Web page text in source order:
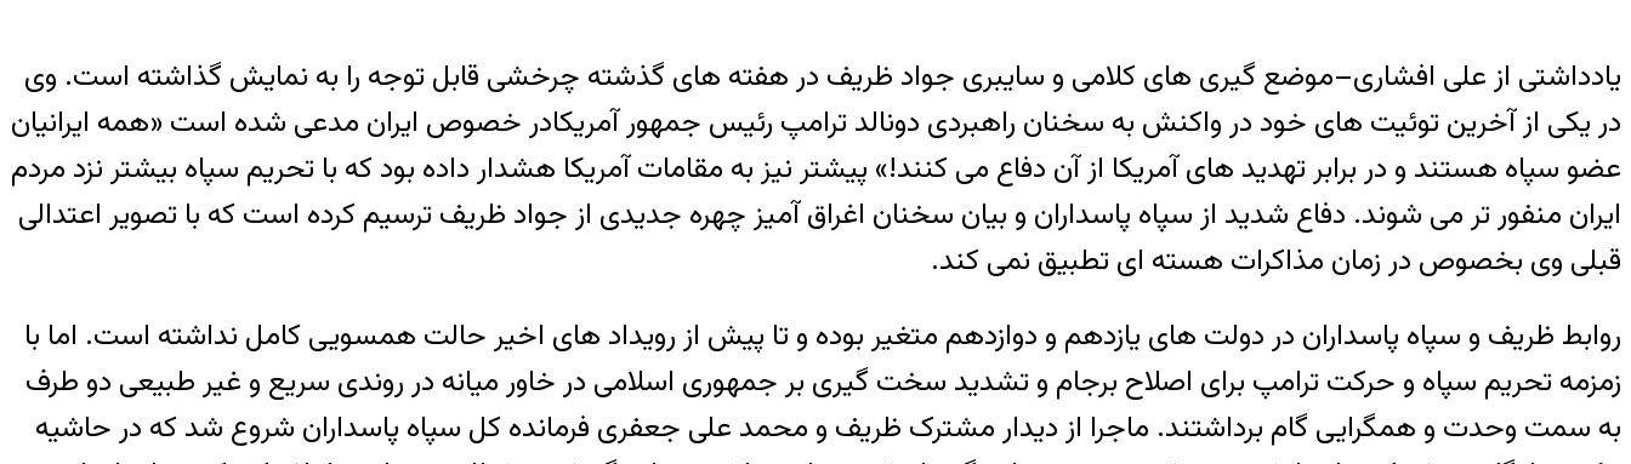
یادداشتی از علی افشاری–موضع گیری های کلامی و سایبری جواد ظریف در هفته های گذشته چرخشی قابل توجه را به نمایش گذاشته است. وی
در یکی از آخرین توئیت های خود در واکنش به سخنان راهبردی دونالد ترامپ رئیس جمهور آمریکادر خصوص ایران مدعی شده است «همه ایرانیان
عضو سپاه هستند و در برابر تهدید های آمریکا از آن دفاع می کنند!» پیشتر نیز به مقامات آمریکا هشدار داده بود که با تحریم سپاه بیشتر نزد مردم
ایران منفور تر می شوند. دفاع شدید از سپاه پاسداران و بیان سخنان اغراق آمیز چهره جدیدی از جواد ظریف ترسیم کرده است که با تصویر اعتدالی
قبلی وی بخصوص در زمان مذاکرات هسته ای تطبیق نمی کند.
روابط ظریف و سپاه پاسداران در دولت های یازدهم و دوازدهم متغیر بوده و تا پیش از رویداد های اخیر حالت همسویی کامل نداشته است. اما با
زمزمه تحریم سپاه و حرکت ترامپ برای اصلاح برجام و تشدید سخت گیری بر جمهوری اسلامی در خاور میانه در روندی سریع و غیر طبیعی دو طرف
به سمت وحدت و همگرایی گام برداشتند. ماجرا از دیدار مشترک ظریف و محمد علی جعفری فرمانده کل سپاه پاسداران شروع شد که در حاشیه